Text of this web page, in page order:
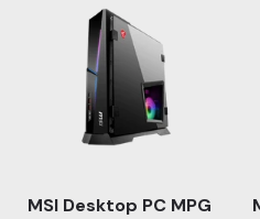
MSI Desktop PC MPG